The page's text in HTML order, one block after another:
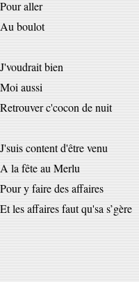
Pour aller
Au boulot
J'voudrait bien
Moi aussi
Retrouver c'cocon de nuit
J'suis content d'être venu
A la fête au Merlu
Pour y faire des affaires
Et les affaires faut qu'sa s’gère